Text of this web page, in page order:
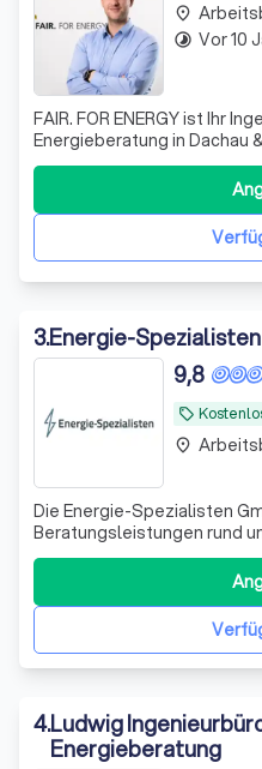
FAIR. FOR ENERGY ist Ihr
Energieberatung in Dachau
Eigentümer, Verwalter &
Fördermittel, iSFP,
place
timelapse Vor 10
3.Energie-
local_offer
9,8
Die Energie-Spezialisten
Beratungsleistungen rund
Energieeffizienz für
Energie-Spezialisten
Unternehmenskunden
energetische Sanierung und
place
4.Ludwig
Energieberatung